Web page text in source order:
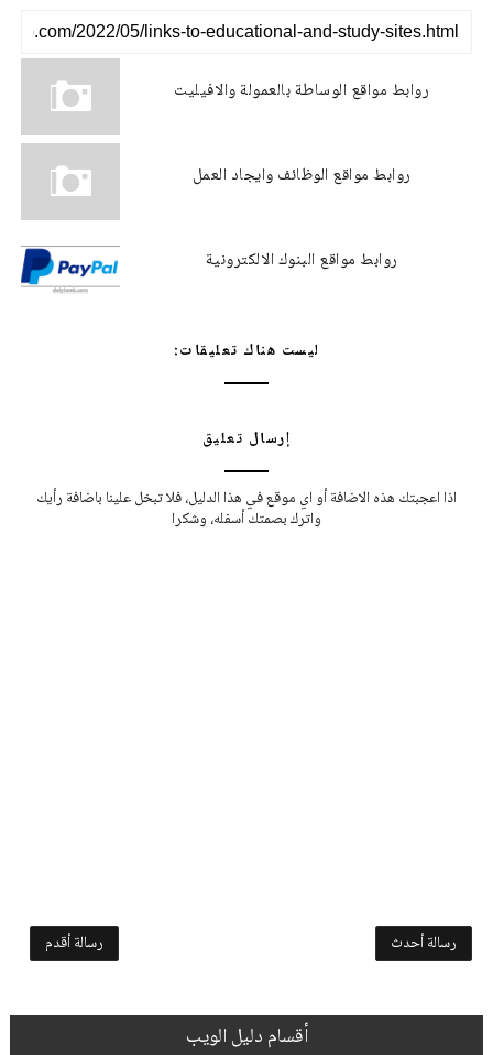
روابط مواقع الوساطة بالعمولة والافيليت
روابط مواقع الوظائف وايجاد العمل
روابط مواقع البنوك الالكترونية
ليست هناك تعليقات:
إرسال تعليق
اذا اعجبتك هذه الاضافة أو اي موقع في هذا الدليل، فلا تبخل علينا باضافة رأيك
واترك بصمتك أسفله، وشكرا
رسالة أحدث رسالة أقدم
أقسام دليل الويب